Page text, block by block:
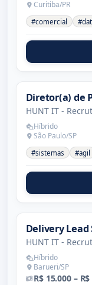
Curitiba/PR
#comercial
Diretor(a) de
HUNT IT -
Híbrido
São Paulo/SP
#sistemas #agil
Delivery
HUNT IT -
Híbrido
Barueri/SP
R$ 15.000 –